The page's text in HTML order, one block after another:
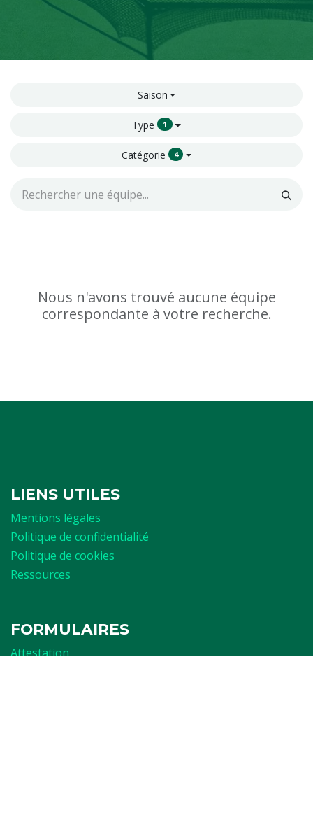
Saison
Type 1
Catégorie 4
Nous n'avons trouvé aucune équipe
correspondante à votre recherche.
LIENS UTILES
Mentions légales
Politique de confidentialité
Politique de cookies
Ressources
FORMULAIRES
Attestation